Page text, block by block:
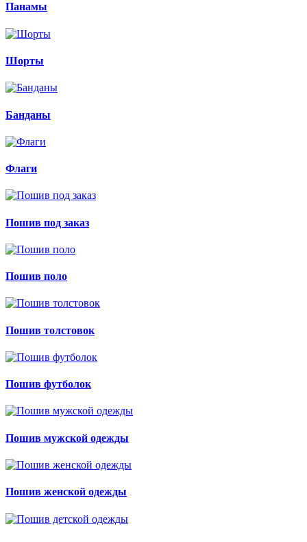
Панамы
Шорты
Банданы
Флаги
Пошив под заказ
Пошив поло
Пошив толстовок
Пошив футболок
Пошив мужской одежды
Пошив женской одежды